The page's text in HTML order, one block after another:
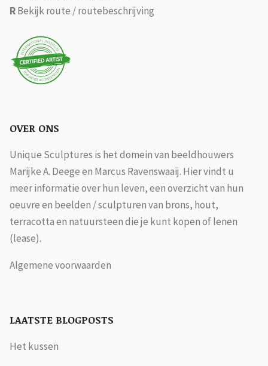
RBekijk route / routebeschrijving
OVER ONS
Unique Sculptures is het domein van beeldhouwers
Marijke A. Deege en Marcus Ravenswaaij. Hier vindt u
meer informatie over hun leven, een overzicht van hun
oeuvre en beelden / sculpturen van brons, hout,
terracotta en natuursteen die je kunt kopen of lenen
(lease).
Algemene voorwaarden
LAATSTE BLOGPOSTS
Het kussen